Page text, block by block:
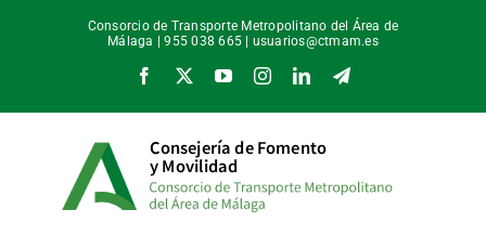
Consorcio de Transporte Metropolitano del Área de
Málaga | 955 038 665 | usuarios@ctmam.es
Facebook
X YouTubeInstagramLinkedInTelegram